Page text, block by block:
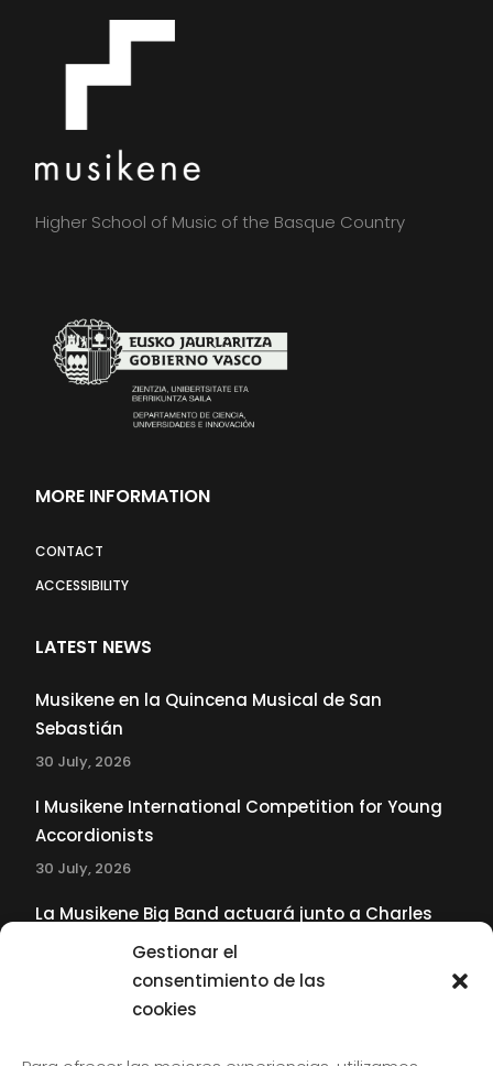
Gestionar el
consentimiento de las
cookies
Higher School of Music of the Basque Country
MORE INFORMATION
CONTACT
ACCESSIBILITY
LATEST NEWS
Musikene en la Quincena Musical de San
Sebastián
30 July, 2026
I Musikene International Competition for Young
Accordionists
30 July, 2026
La Musikene Big Band actuará junto a Charles
Tolliver en el 61 Jazzaldia